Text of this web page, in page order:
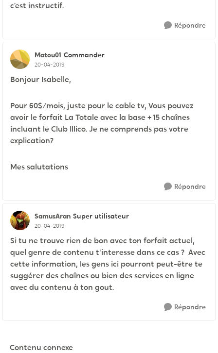
c’est instructif.
Répondre
Matou01 Commander
20-04-2019
Bonjour Isabelle,
Pour 60$/mois, juste pour le cable tv, Vous pouvez
avoir le forfait La Totale avec la base + 15 chaînes
incluant le Club Illico. Je ne comprends pas votre
explication?
Mes salutations
Répondre
SamusAran Super utilisateur
20-04-2019
Si tu ne trouve rien de bon avec ton forfait actuel,
quel genre de contenu t'interesse dans ce cas ? Avec
cette information, les gens ici pourront peut-être te
suggérer des chaînes ou bien des services en ligne
avec du contenu à ton gout.
Répondre
Contenu connexe